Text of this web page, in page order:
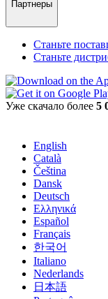
Партнеры
Станьте
Станьте
Уже скачало более 5
English
Català
Čeština
Dansk
Deutsch
Ελληνικά
Español
Français
한국어
Italiano
Nederlands
日本語